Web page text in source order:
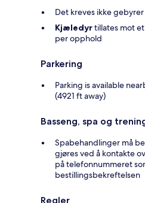
Det kreves ikke
Kjæledyrtillates mot
per opphold
Parkering
Parking is available
(4921 ft away)
Basseng, spa og
Spabehandlinger må
gjøres ved å kontakte
på telefonnummeret
bestillingsbekreftelsen
Regler